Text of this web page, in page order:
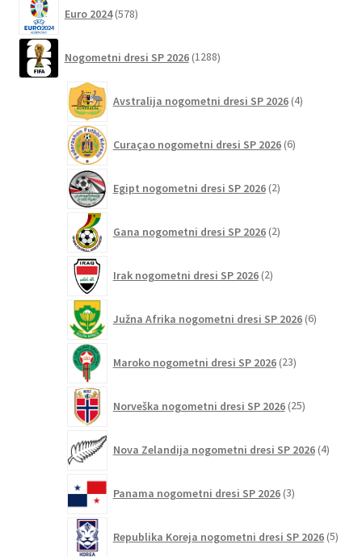
Euro 2024 578izdelkov
Nogometni dresi SP 2026 1288izdelkov
Avstralija nogometni dresi SP 2026 4izdelki
Curaçao nogometni dresi SP 2026 6izdelkov
Egipt nogometni dresi SP 2026 2izdelka
Gana nogometni dresi SP 2026 2izdelka
Irak nogometni dresi SP 2026 2izdelka
Južna Afrika nogometni dresi SP 2026 6izdelkov
Maroko nogometni dresi SP 2026 23izdelkov
Norveška nogometni dresi SP 2026 25izdelkov
Nova Zelandija nogometni dresi SP 2026 4izdelki
Panama nogometni dresi SP 2026 3izdelki
Republika Koreja nogometni dresi SP 2026 5